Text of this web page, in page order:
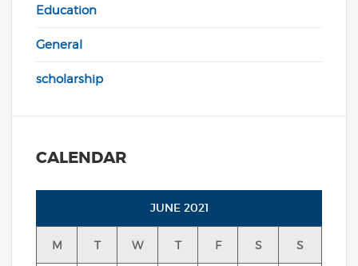
Education
General
scholarship
CALENDAR
JUNE 2021
M T W T F S S